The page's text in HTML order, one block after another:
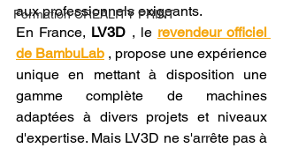
Formation CREALITY PRINT
aux professionnels exigeants.
En France, LV3D , le revendeur officiel
de BambuLab , propose une expérience
unique en mettant à disposition une
gamme complète de machines
adaptées à divers projets et niveaux
d'expertise. Mais LV3D ne s'arrête pas à